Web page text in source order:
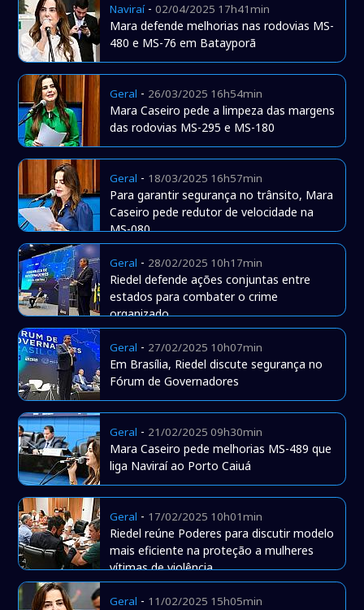
Naviraí-02/04/2025 17h41min
Mara defende melhorias nas rodovias MS-
480 e MS-76 em Batayporã
Geral - 26/03/2025 16h54min
Mara Caseiro pede a limpeza das margens
das rodovias MS-295 e MS-180
Geral - 18/03/2025 16h57min
Para garantir segurança no trânsito, Mara
Caseiro pede redutor de velocidade na
MS-080
Geral - 28/02/2025 10h17min
Riedel defende ações conjuntas entre
estados para combater o crime
organizado
Geral - 27/02/2025 10h07min
Em Brasília, Riedel discute segurança no
Fórum de Governadores
Geral - 21/02/2025 09h30min
Mara Caseiro pede melhorias MS-489 que
liga Naviraí ao Porto Caiuá
Geral - 17/02/2025 10h01min
Riedel reúne Poderes para discutir modelo
mais eficiente na proteção a mulheres
vítimas de violência
Geral - 11/02/2025 15h05min